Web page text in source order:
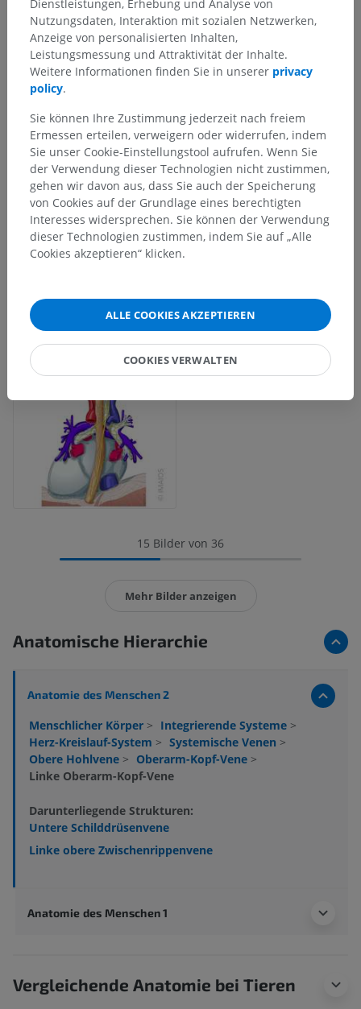
15 Bilder von 36
Mehr Bilder anzeigen
Anatomische Hierarchie
Anatomie des Menschen 2
Menschlicher Körper > Integrierende Systeme >
Herz-Kreislauf-System > Systemische Venen >
Obere Hohlvene > Oberarm-Kopf-Vene >
Linke Oberarm-Kopf-Vene
Darunterliegende Strukturen:
Untere Schilddrüsenvene
Linke obere Zwischenrippenvene
Anatomie des Menschen 1
Vergleichende Anatomie bei Tieren
Dienstleistungen, Erhebung und Analyse von
Nutzungsdaten, Interaktion mit sozialen Netzwerken,
Anzeige von personalisierten Inhalten,
Leistungsmessung und Attraktivität der Inhalte.
Weitere Informationen finden Sie in unserer privacy
policy.
Sie können Ihre Zustimmung jederzeit nach freiem
Ermessen erteilen, verweigern oder widerrufen, indem
Sie unser Cookie-Einstellungstool aufrufen. Wenn Sie
der Verwendung dieser Technologien nicht zustimmen,
gehen wir davon aus, dass Sie auch der Speicherung
von Cookies auf der Grundlage eines berechtigten
Interesses widersprechen. Sie können der Verwendung
dieser Technologien zustimmen, indem Sie auf „Alle
Cookies akzeptieren“ klicken.
ALLE COOKIES AKZEPTIEREN
COOKIES VERWALTEN